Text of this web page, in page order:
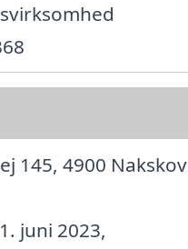
145, 4900 Nakskov
juni 2023,